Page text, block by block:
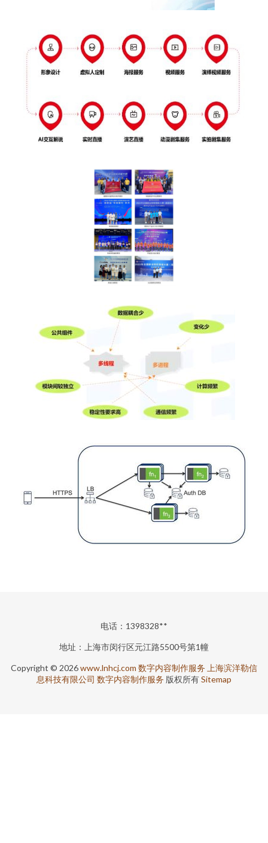
电话：1398328**
地址：上海市闵行区元江路5500号第1幢
Copyright © 2026www.lnhcj.com 数字内容制作服务 上海滨洋勒信
息科技有限公司 数字内容制作服务 版权所有Sitemap